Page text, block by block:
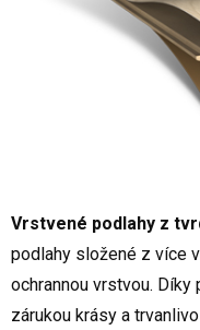
Vrstvené podlahy z
podlahy složené z více
ochrannou vrstvou.
zárukou krásy a